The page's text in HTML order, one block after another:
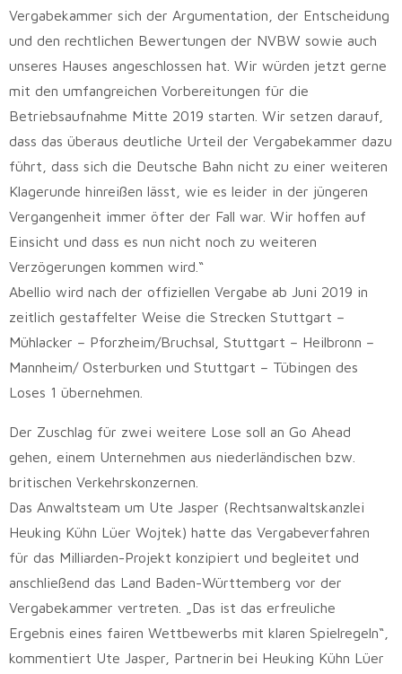
Vergabekammer sich der Argumentation, der Entscheidung
und den rechtlichen Bewertungen der NVBW sowie auch
unseres Hauses angeschlossen hat. Wir würden jetzt gerne
mit den umfangreichen Vorbereitungen für die
Betriebsaufnahme Mitte 2019 starten. Wir setzen darauf,
dass das überaus deutliche Urteil der Vergabekammer dazu
führt, dass sich die Deutsche Bahn nicht zu einer weiteren
Klagerunde hinreißen lässt, wie es leider in der jüngeren
Vergangenheit immer öfter der Fall war. Wir hoffen auf
Einsicht und dass es nun nicht noch zu weiteren
Verzögerungen kommen wird.“
Abellio wird nach der offiziellen Vergabe ab Juni 2019 in
zeitlich gestaffelter Weise die Strecken Stuttgart –
Mühlacker – Pforzheim/Bruchsal, Stuttgart – Heilbronn –
Mannheim/ Osterburken und Stuttgart – Tübingen des
Loses 1 übernehmen.
Der Zuschlag für zwei weitere Lose soll an Go Ahead
gehen, einem Unternehmen aus niederländischen bzw.
britischen Verkehrskonzernen.
Das Anwaltsteam um Ute Jasper (Rechtsanwaltskanzlei
Heuking Kühn Lüer Wojtek) hatte das Vergabeverfahren
für das Milliarden-Projekt konzipiert und begleitet und
anschließend das Land Baden-Württemberg vor der
Vergabekammer vertreten. „Das ist das erfreuliche
Ergebnis eines fairen Wettbewerbs mit klaren Spielregeln“,
kommentiert Ute Jasper, Partnerin bei Heuking Kühn Lüer